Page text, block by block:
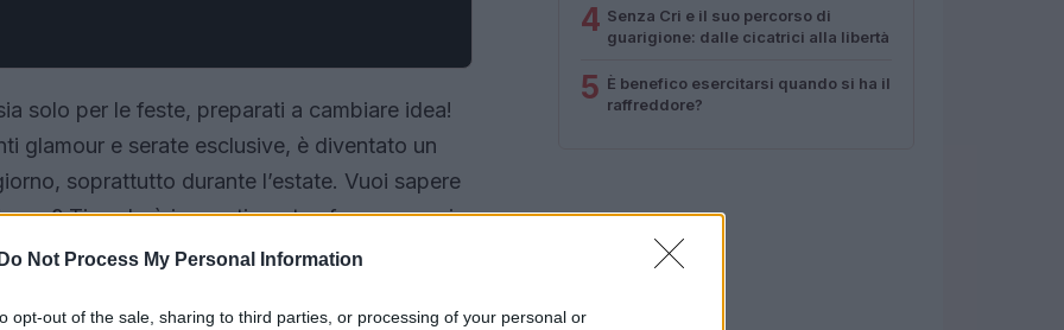
Do Not Process My Personal Information
opt-out of the sale, sharing to third parties, or processing of your personal or
solo per le feste, preparati a cambiare idea!
glamour e serate esclusive, è diventato un
soprattutto durante l’estate. Vuoi sapere
Ti svelerò i segreti per trasformare ogni
🔥
4 Senza Cri e il suo percorso di
guarigione: dalle cicatrici alla libertà
5 È benefico esercitarsi quando si ha il
raffreddore?